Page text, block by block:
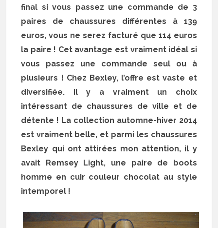
final si vous passez une commande de 3
paires de chaussures différentes à 139
euros, vous ne serez facturé que 114 euros
la paire ! Cet avantage est vraiment idéal si
vous passez une commande seul ou à
plusieurs ! Chez Bexley, l’offre est vaste et
diversifiée. Il y a vraiment un choix
intéressant de chaussures de ville et de
détente ! La collection automne-hiver 2014
est vraiment belle, et parmi les chaussures
Bexley qui ont attirées mon attention, il y
avait Remsey Light, une paire de boots
homme en cuir couleur chocolat au style
intemporel !